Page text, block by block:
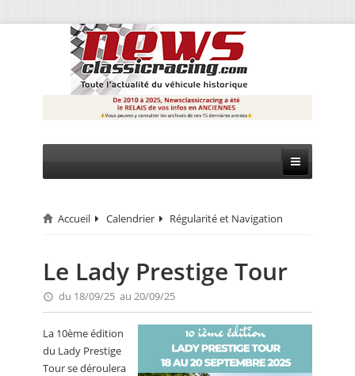
CIRCUIT
RALLYE
MONTAGNE
EVÈNEMENTS
CALENDRIER
Accueil Calendrier Régularité et Navigation
Le Lady Prestige Tour
du 18/09/25 au 20/09/25
La 10ème édition
du Lady Prestige
Tour se déroulera